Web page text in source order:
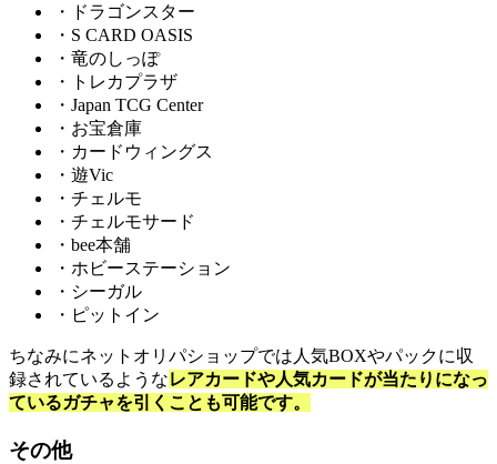
・ドラゴンスター
・S CARD OASIS
・竜のしっぽ
・トレカプラザ
・Japan TCG Center
・お宝倉庫
・カードウィングス
・遊Vic
・チェルモ
・チェルモサード
・bee本舗
・ホビーステーション
・シーガル
・ピットイン
ちなみにネットオリパショップでは人気BOXやパックに収
録されているようなレアカードや人気カードが当たりになっ
ているガチャを引くことも可能です。
その他